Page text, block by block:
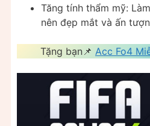
Tăng tính thẩm mỹ:
nên đẹp mắt và ấn
Tặng bạn📌 Acc Fo4